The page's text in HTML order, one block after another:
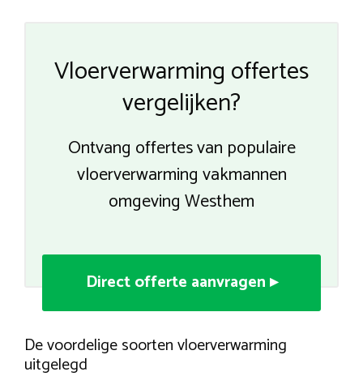
Vloerverwarming offertes
vergelijken?
Ontvang offertes van populaire
vloerverwarming vakmannen
omgeving Westhem
Direct offerte aanvragen ▸
De voordelige soorten vloerverwarming
uitgelegd